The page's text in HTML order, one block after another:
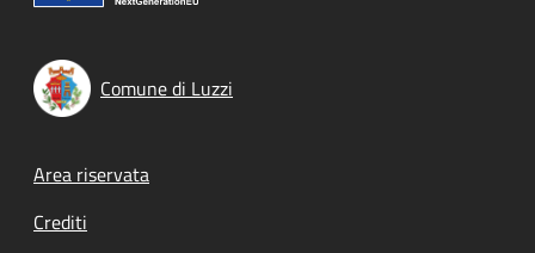
Comune di Luzzi
Footer menu
Area riservata
Crediti